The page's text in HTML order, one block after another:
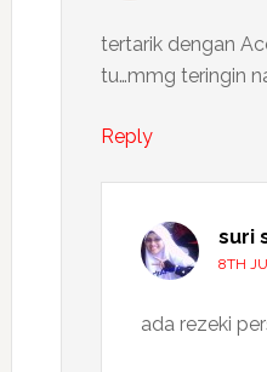
tertarik dengan
tu…mmg teringin
Reply
suri
8TH
ada rezeki